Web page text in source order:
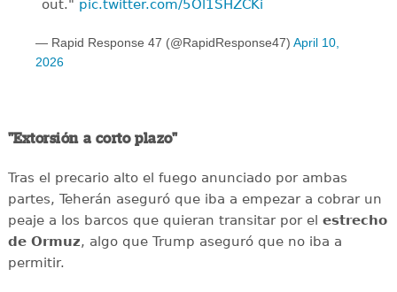
out." pic.twitter.com/5Ol1SHZCKi
— Rapid Response 47 (@RapidResponse47) April 10,
2026
"Extorsión a corto plazo"
Tras el precario alto el fuego anunciado por ambas
partes, Teherán aseguró que iba a empezar a cobrar un
peaje a los barcos que quieran transitar por el estrecho
de Ormuz, algo que Trump aseguró que no iba a
permitir.